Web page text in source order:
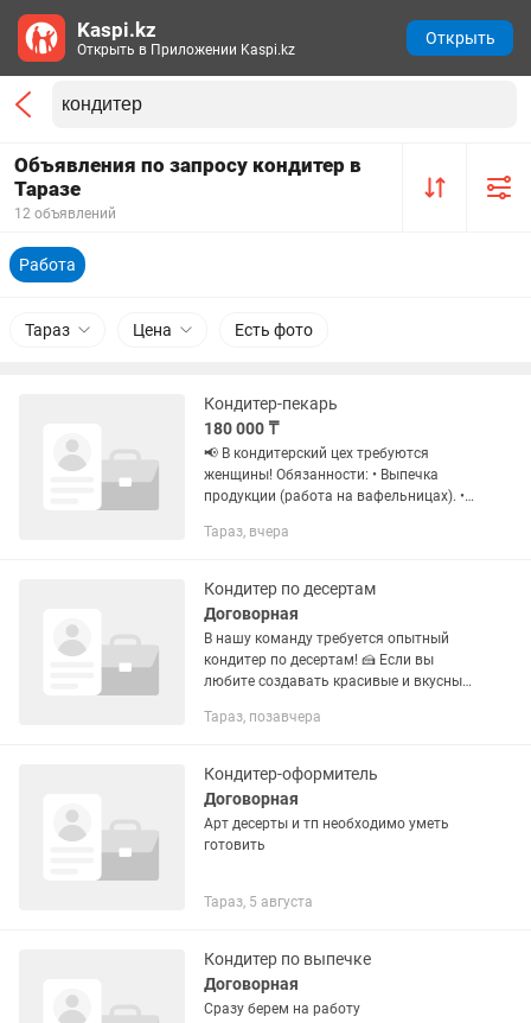
Объявления по запросу кондитер в
Таразе
12 объявлений
Работа
Тараз Цена Есть фото
Кондитер-пекарь
180 000 ₸
📢 В кондитерский цех требуются
женщины! Обязанности: • Выпечка
продукции (работа на вафельницах). •
• Женщины в возрасте от 20 до 45 лет. •
Тараз, вчера
Кондитер по десертам
Договорная
В нашу команду требуется опытный
кондитер по десертам! 🍰 Если вы
любите создавать красивые и вкусные
работать в дружной команде — мы
Тараз, позавчера
Кондитер-оформитель
Договорная
Арт десерты и тп необходимо уметь
готовить
Тараз, 5 августа
Кондитер по выпечке
Договорная
Сразу берем на работу
Kaspi.kz
Открыть в Приложении Kaspi.kz
Открыть